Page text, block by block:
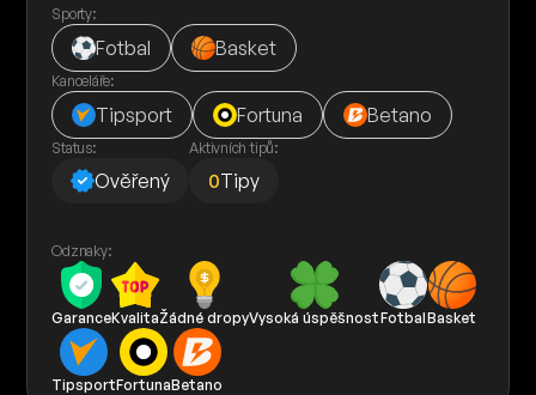
Sporty:
Fotbal Basket
Kanceláře:
Tipsport Fortuna Betano
Status:
Ověřený
Aktivních tipů:
0Tipy
Odznaky:
GaranceKvalitaŽádné dropyVysoká úspěšnostFotbalBasket
TipsportFortunaBetano